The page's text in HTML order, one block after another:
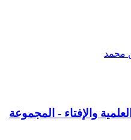
محمد
والإفتاء - المجموعة